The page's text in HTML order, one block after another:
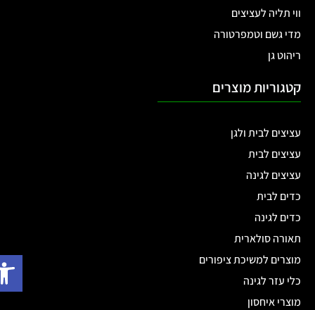
ווי תליה לעציצים
מדי גשם וטמפרטורה
ריהוט גן
קטגוריות מוצרים
עציצים לבית ולגן
עציצים לבית
עציצים לגינה
כדים לבית
כדים לגינה
תאורה סולארית
מוצרים למשיכת ציפורים
כלי עזר לגינה
מוצרי איחסון